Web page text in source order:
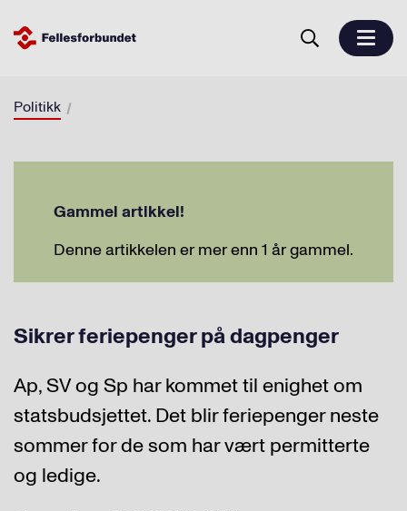
Politikk
Gammel artikkel!
Denne artikkelen er mer enn 1 år gammel.
Sikrer feriepenger på dagpenger
Ap, SV og Sp har kommet til enighet om
statsbudsjettet. Det blir feriepenger neste
sommer for de som har vært permitterte
og ledige.